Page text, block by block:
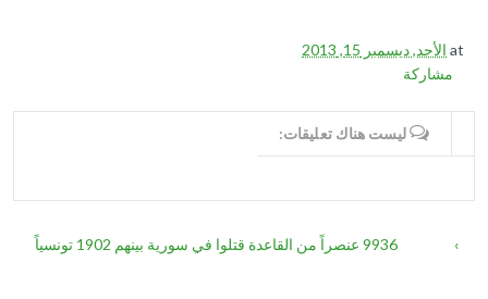
at الأحد, ديسمبر 15, 2013
مشاركة
ليست هناك تعليقات:
WRITE COMMENTS
9936 عنصراً من القاعدة قتلوا في سورية بينهم 1902 تونسياً ›